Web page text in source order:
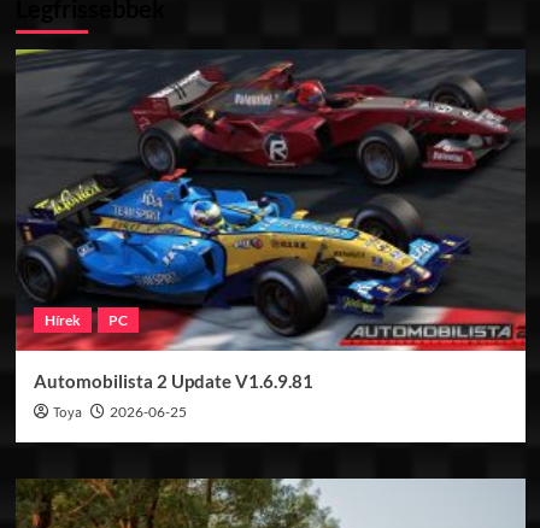
Hírek PC
Automobilista 2 Update V1.6.9.81
Toya 2026-06-25